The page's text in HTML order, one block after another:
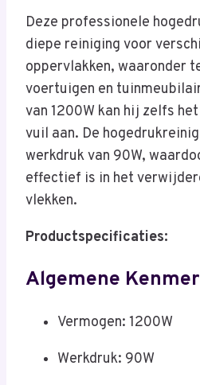
Deze professionele
diepe reiniging voor
oppervlakken, waaronder
voertuigen en
van 1200W kan hij zelfs
vuil aan. De
werkdruk van 90W,
effectief is in het
vlekken.
Productspecificaties:
Algemene
Vermogen: 1200W
Werkdruk: 90W